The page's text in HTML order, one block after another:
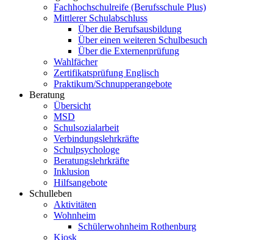
Fachhochschulreife (Berufsschule Plus)
Mittlerer Schulabschluss
Über die Berufsausbildung
Über einen weiteren Schulbesuch
Über die Externenprüfung
Wahlfächer
Zertifikatsprüfung Englisch
Praktikum/Schnupperangebote
Beratung
Übersicht
MSD
Schulsozialarbeit
Verbindungslehrkräfte
Schulpsychologe
Beratungslehrkräfte
Inklusion
Hilfsangebote
Schulleben
Aktivitäten
Wohnheim
Schülerwohnheim Rothenburg
Kiosk